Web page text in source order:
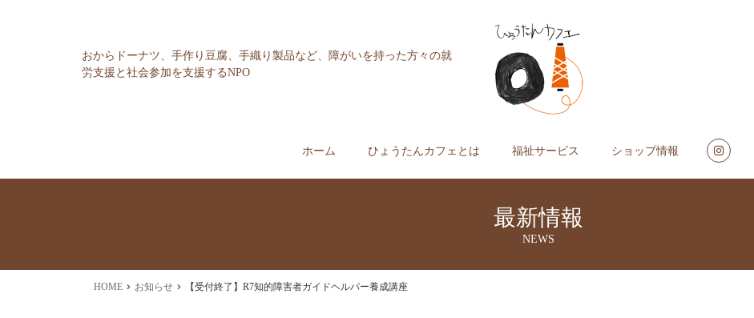
おからドーナツ、手作り豆腐、手織り製品など、障がいを持った方々の就
労支援と社会参加を支援するNPO
ホーム ひょうたんカフェとは 福祉サービス ショップ情報
最新情報
NEWS
HOME お知らせ 【受付終了】R7知的障害者ガイドヘルパー養成講座